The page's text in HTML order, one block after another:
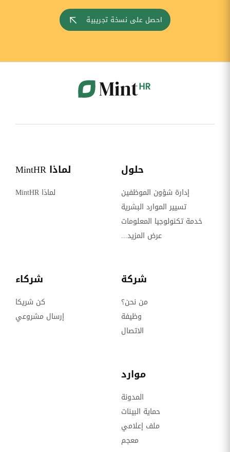
احصل على نسخة تجريبية
حلول
إدارة شؤون الموظفين
تسيير الموارد البشرية
خدمة تكنولوجيا المعلومات
عرض المزيد...
لماذا MintHR
لماذا MintHR
شركة
من نحن؟
وظيفة
الاتصال
شركاء
كن شريكا
إرسال مشروعي
موارد
المدونة
حماية البينات
ملف إعلامي
معجم